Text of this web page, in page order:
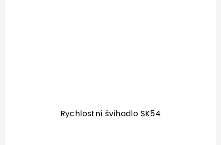
Rychlostní švihadlo SK54